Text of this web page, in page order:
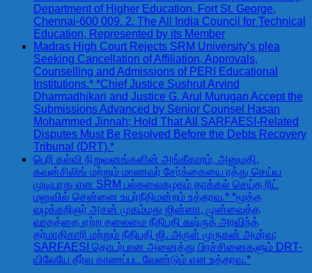
Department of Higher Education, Fort St. George,
Chennai-600 009. 2. The All India Council for Technical
Education, Represented by its Member
Madras High Court Rejects SRM University’s plea
Seeking Cancellation of Affiliation, Approvals,
Counselling and Admissions of PERI Educational
Institutions.* *Chief Justice Sushrut Arvind
Dharmadhikari and Justice G. Arul Murugan Accept the
Submissions Advanced by Senior Counsel Hasan
Mohammed Jinnah; Hold That All SARFAESI-Related
Disputes Must Be Resolved Before the Debts Recovery
Tribunal (DRT).*
பெரி கல்வி நிறுவனங்களின் அங்கீகாரம், அனுமதி,
கவுன்சிலிங் மற்றும் மாணவர் சேர்க்கையை ரத்து செய்ய
முடியாது என SRM பல்கலைகழகம் தாக்கல் செய்த ரிட்
மனுவில் சென்னை உயர்நீதிமன்றம் உத்தரவு.* *மூத்த
வழக்கறிஞர் அசன் முகம்மது ஜின்னா, முன்வைத்த
வாதத்தை ஏற்ற தலைமை நீதிபதி சுஷ்ருத் அரவிந்த்
தர்மாதிகாரி மற்றும் நீதிபதி ஜி. அருள் முருகன் அமர்வு;
SARFAESI தொடர்பான அனைத்து பிரச்சினைகளும் DRT-
யிலேயே தீர்வு காணப்பட வேண்டும் என உத்தரவு.*